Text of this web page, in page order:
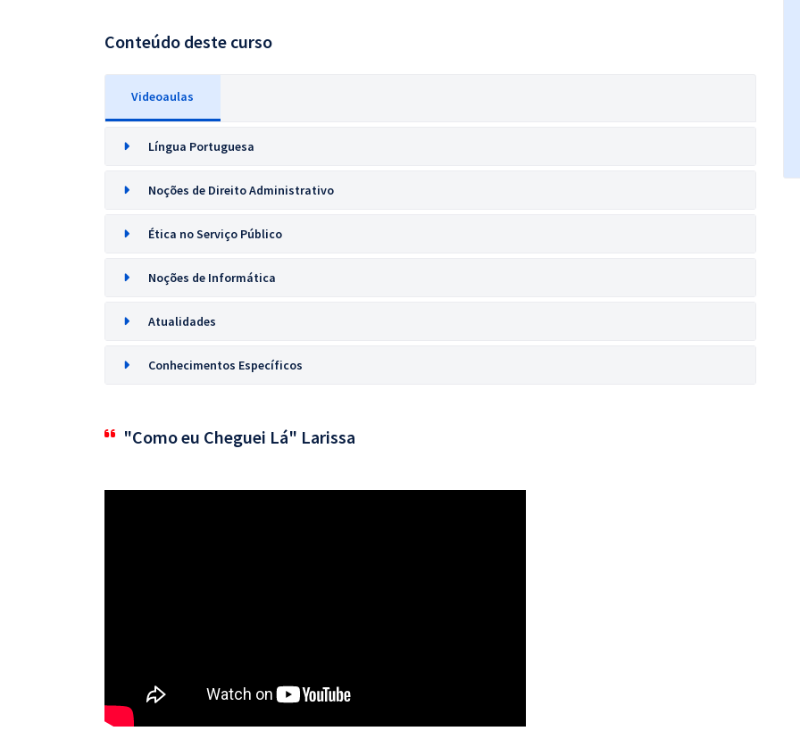
Conteúdo deste curso
Videoaulas
Língua Portuguesa
Noções de Direito Administrativo
Ética no Serviço Público
Noções de Informática
Atualidades
Conhecimentos Específicos
"Como eu Cheguei Lá" Larissa